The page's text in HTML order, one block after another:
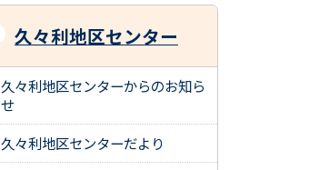
久々利地区センター
久々利地区センターからのお知ら
せ
久々利地区センターだより